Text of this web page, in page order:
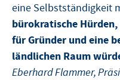
eine Selbstständigkeit
bürokratische
für Gründer und eine
ländlichen Raum
Eberhard Flammer,